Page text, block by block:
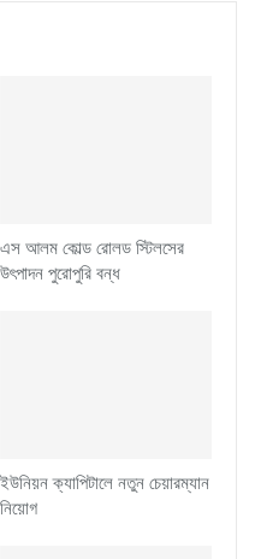
এস আলম কোল্ড রোলড স্টিলসের
উৎপাদন পুরোপুরি বন্ধ
ইউনিয়ন ক্যাপিটালে নতুন চেয়ারম্যান
নিয়োগ